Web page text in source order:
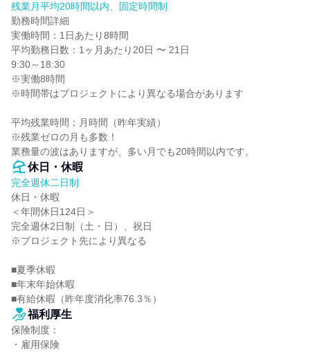
残業月平均20時間以内、固定時間制
勤務時間詳細
実働時間：1日あたり8時間
平均勤務日数：1ヶ月あたり20日 〜 21日
9:30～18:30
※実働8時間
※時間帯はプロジェクトにより異なる場合があります
平均残業時間：月時間（昨年実績）
※残業ゼロの月も多数！
業務量の波はありますが、多い月でも20時間以内です。
休日・休暇
完全週休二日制
休日・休暇
＜年間休日124日＞
完全週休2日制（土・日）、祝日
※プロジェクト先により異なる
■夏季休暇
■年末年始休暇
■有給休暇（昨年度消化率76.3％）
福利厚生
保険制度：
・雇用保険